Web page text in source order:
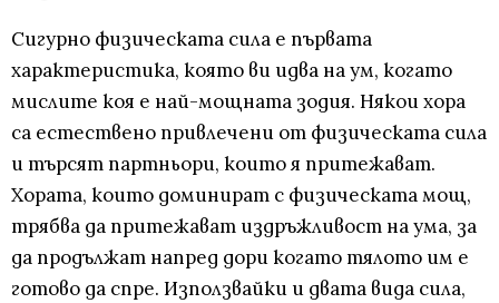
Сигурно физическата сила е първата
характеристика, която ви идва на ум, когато
мислите коя е най-мощната зодия. Някои хора
са естествено привлечени от физическата сила
и търсят партньори, които я притежават.
Хората, които доминират с физическата мощ,
трябва да притежават издръжливост на ума, за
да продължат напред дори когато тялото им е
готово да спре. Използвайки и двата вида сила,